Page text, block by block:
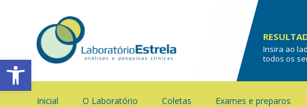
Barra de Ferramentas Aberta
Insira ao
todos os
Inicial O Laboratório Coletas Exames e preparos